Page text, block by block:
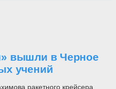
вышли в Черное
учений
ракетного крейсера